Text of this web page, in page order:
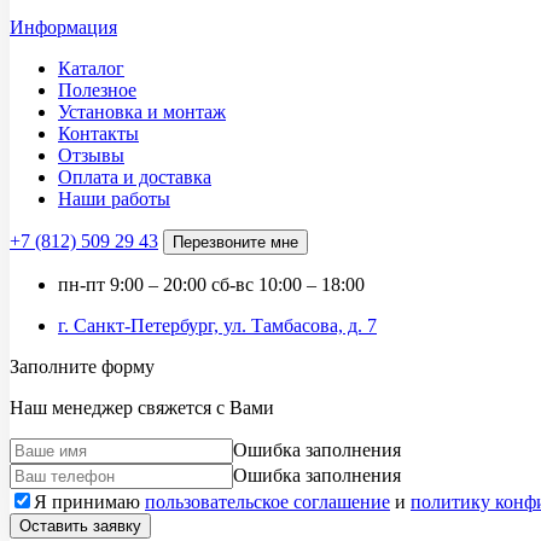
Информация
Каталог
Полезное
Установка и монтаж
Контакты
Отзывы
Оплата и доставка
Наши работы
+7 (812) 509 29 43 Перезвоните мне
пн-пт 9:00 – 20:00 сб-вс 10:00 – 18:00
г. Санкт-Петербург, ул. Тамбасова, д. 7
Заполните форму
Наш менеджер свяжется с Вами
Ошибка заполнения
Ошибка заполнения
Я принимаю пользовательское соглашение и политику
Оставить заявку